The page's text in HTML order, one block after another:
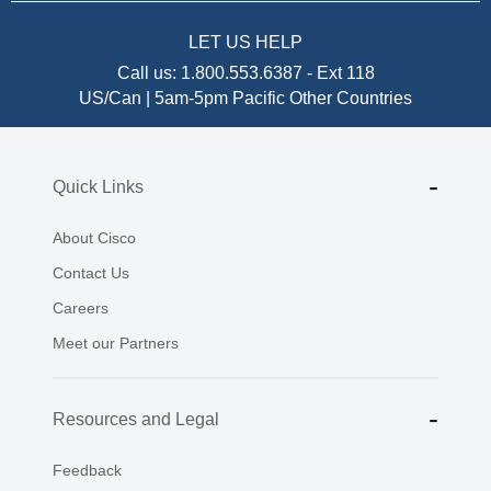
LET US HELP
Call us: 1.800.553.6387 - Ext 118
US/Can | 5am-5pm Pacific Other Countries